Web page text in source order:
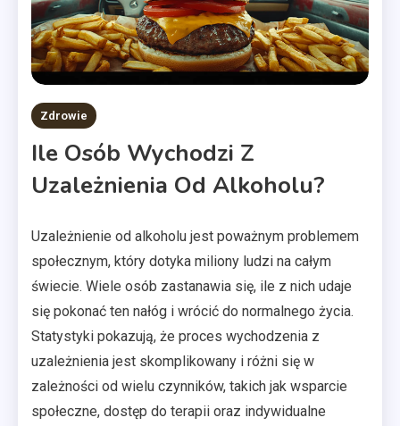
Zdrowie
Ile Osób Wychodzi Z
Uzależnienia Od Alkoholu?
Uzależnienie od alkoholu jest poważnym problemem
społecznym, który dotyka miliony ludzi na całym
świecie. Wiele osób zastanawia się, ile z nich udaje
się pokonać ten nałóg i wrócić do normalnego życia.
Statystyki pokazują, że proces wychodzenia z
uzależnienia jest skomplikowany i różni się w
zależności od wielu czynników, takich jak wsparcie
społeczne, dostęp do terapii oraz indywidualne